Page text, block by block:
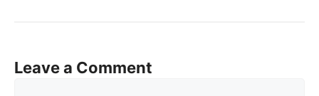
Leave a Comment